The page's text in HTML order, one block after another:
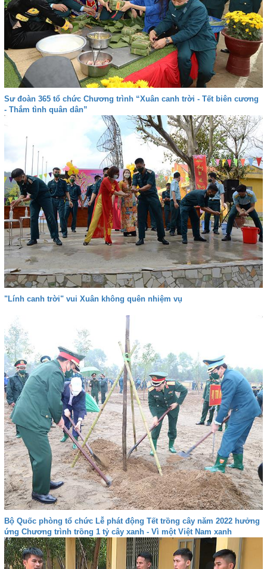
Sư đoàn 365 tổ chức Chương trình “Xuân canh trời - Tết biên cương
- Thắm tình quân dân”
"Lính canh trời" vui Xuân không quên nhiệm vụ
Bộ Quốc phòng tổ chức Lễ phát động Tết trồng cây năm 2022 hưởng
ứng Chương trình trồng 1 tỷ cây xanh - Vì một Việt Nam xanh